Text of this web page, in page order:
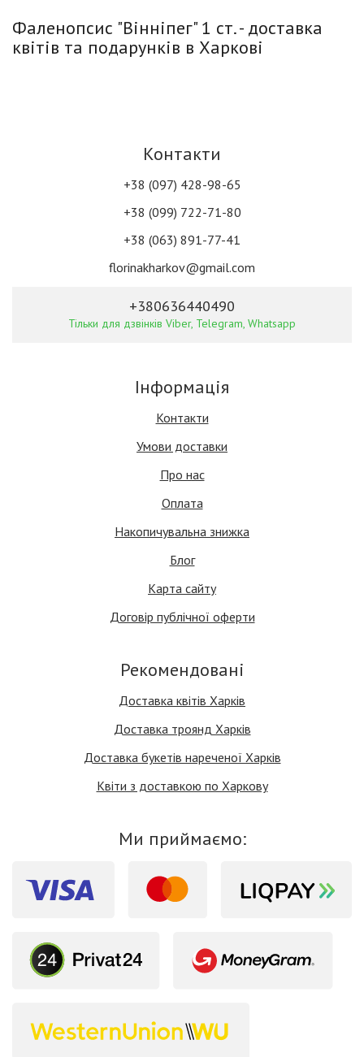
Фаленопсис "Вінніпег" 1 ст. - доставка
квітів та подарунків в Харкові
Контакти
+38 (097) 428-98-65
+38 (099) 722-71-80
+38 (063) 891-77-41
florinakharkov@gmail.com
+380636440490
Тільки для дзвінків Viber, Telegram, Whatsapp
Інформація
Контакти
Умови доставки
Про нас
Оплата
Накопичувальна знижка
Блог
Карта сайту
Договір публічної оферти
Рекомендовані
Доставка квітів Харків
Доставка троянд Харків
Доставка букетів нареченої Харків
Квіти з доставкою по Харкову
Ми приймаємо: